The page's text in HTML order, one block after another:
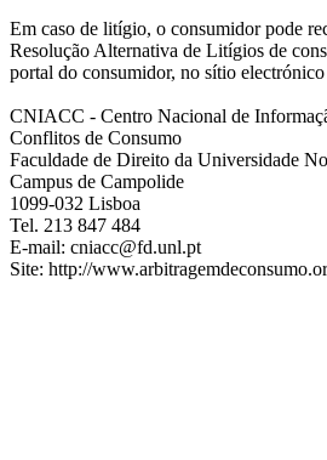
Em caso de litígio, o consumidor pode
Resolução Alternativa de Litígios de
portal do consumidor, no sítio
CNIACC - Centro Nacional de
Conflitos de Consumo
Faculdade de Direito da Universidade
Campus de Campolide
1099-032 Lisboa
Tel. 213 847 484
E-mail: cniacc@fd.unl.pt
Site: http://